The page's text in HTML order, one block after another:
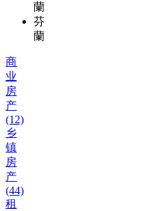
蘭
芬
蘭
商
业
房
产
(12)
乡
镇
房
产
(44)
租